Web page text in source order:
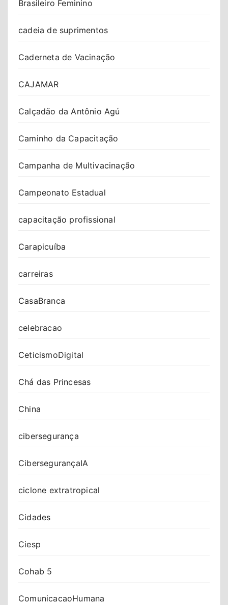
Brasileiro Feminino
cadeia de suprimentos
Caderneta de Vacinação
CAJAMAR
Calçadão da Antônio Agú
Caminho da Capacitação
Campanha de Multivacinação
Campeonato Estadual
capacitação profissional
Carapicuíba
carreiras
CasaBranca
celebracao
CeticismoDigital
Chá das Princesas
China
cibersegurança
CibersegurançaIA
ciclone extratropical
Cidades
Ciesp
Cohab 5
ComunicacaoHumana